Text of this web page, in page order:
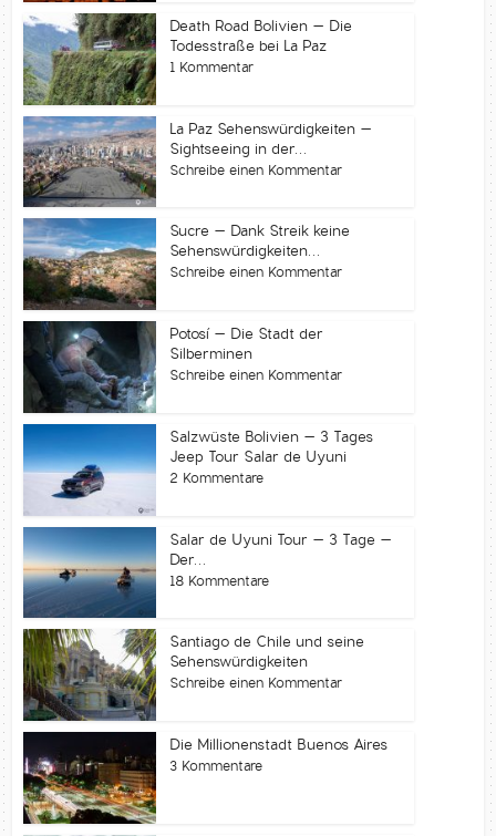
Death Road Bolivien – Die
Todesstraße bei La Paz
1 Kommentar
La Paz Sehenswürdigkeiten –
Sightseeing in der...
Schreibe einen Kommentar
Sucre – Dank Streik keine
Sehenswürdigkeiten...
Schreibe einen Kommentar
Potosí – Die Stadt der
Silberminen
Schreibe einen Kommentar
Salzwüste Bolivien – 3 Tages
Jeep Tour Salar de Uyuni
2 Kommentare
Salar de Uyuni Tour – 3 Tage –
Der...
18 Kommentare
Santiago de Chile und seine
Sehenswürdigkeiten
Schreibe einen Kommentar
Die Millionenstadt Buenos Aires
3 Kommentare